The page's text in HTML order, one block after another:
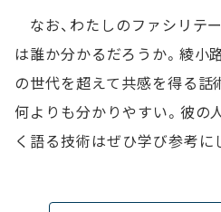
なお、わたしのファシリテ
は誰か分かるだろうか。綾小
の世代を超えて共感を得る話
何よりも分かりやすい。彼の
く語る技術はぜひ学び参考に